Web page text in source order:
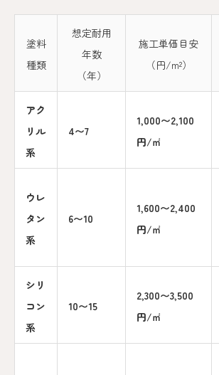
塗料
種類
想定耐用
年数
（年）
施工単価目安
（円/m²）
アク
リル
系
4〜7
1,000〜2,100
円/㎡
ウレ
タン
系
6〜10
1,600〜2,400
円/㎡
シリ
コン
系
10〜15
2,300〜3,500
円/㎡